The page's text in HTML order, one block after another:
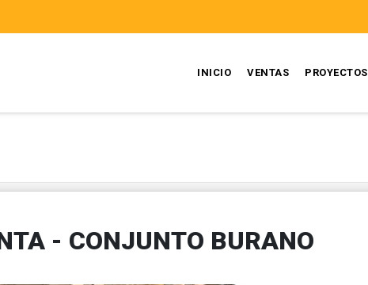
INICIO VENTAS PROYECTOS
- CONJUNTO BURANO